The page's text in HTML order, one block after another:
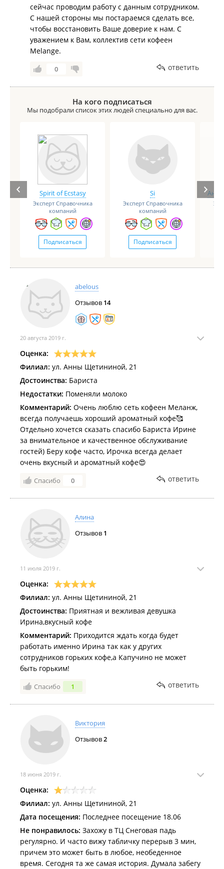
сейчас проводим работу с данным сотрудником.
С нашей стороны мы постараемся сделать все,
чтобы восстановить Ваше доверие к нам. С
уважением к Вам, коллектив сети кофеен
Melange.
0 ответить
На кого подписаться
Мы подобрали список этих людей специально для вас.
Spirit of Ecstasy
Эксперт Справочника
компаний
Подписаться
Si
Эксперт Справочника
компаний
Подписаться
abelous
Отзывов 14
20 августа 2019 г.
Оценка:
Филиал: ул. Анны Щетининой, 21
Достоинства: Бариста
Недостатки: Поменяли молоко
Комментарий: Очень люблю сеть кофеен Меланж,
всегда получаешь хороший ароматный кофе🥰
Отдельно хочется сказать спасибо Бариста Ирине
за внимательное и качественное обслуживание
гостей) Беру кофе часто, Ирочка всегда делает
очень вкусный и ароматный кофе😍
Спасибо 0 ответить
Алина
Отзывов 1
11 июля 2019 г.
Оценка:
Филиал: ул. Анны Щетининой, 21
Достоинства: Приятная и вежливая девушка
Ирина,вкусный кофе
Комментарий: Приходится ждать когда будет
работать именно Ирина так как у других
сотрудников горьких кофе,а Капучино не может
быть горьким!
Спасибо 1 ответить
Виктория
Отзывов2
18 июня 2019 г.
Оценка:
Филиал: ул. Анны Щетининой, 21
Дата посещения: Последнее посещение 18.06
Не понравилось: Захожу в ТЦ Снеговая падь
регулярно. И часто вижу табличку перерыв 3 мин,
причем это может быть в любое, необеденное
время. Сегодня та же самая история. Думала забегу